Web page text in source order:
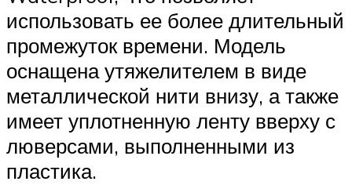
использовать ее более длительный
промежуток времени. Модель
оснащена утяжелителем в виде
металлической нити внизу, а также
имеет уплотненную ленту вверху с
люверсами, выполненными из
пластика.